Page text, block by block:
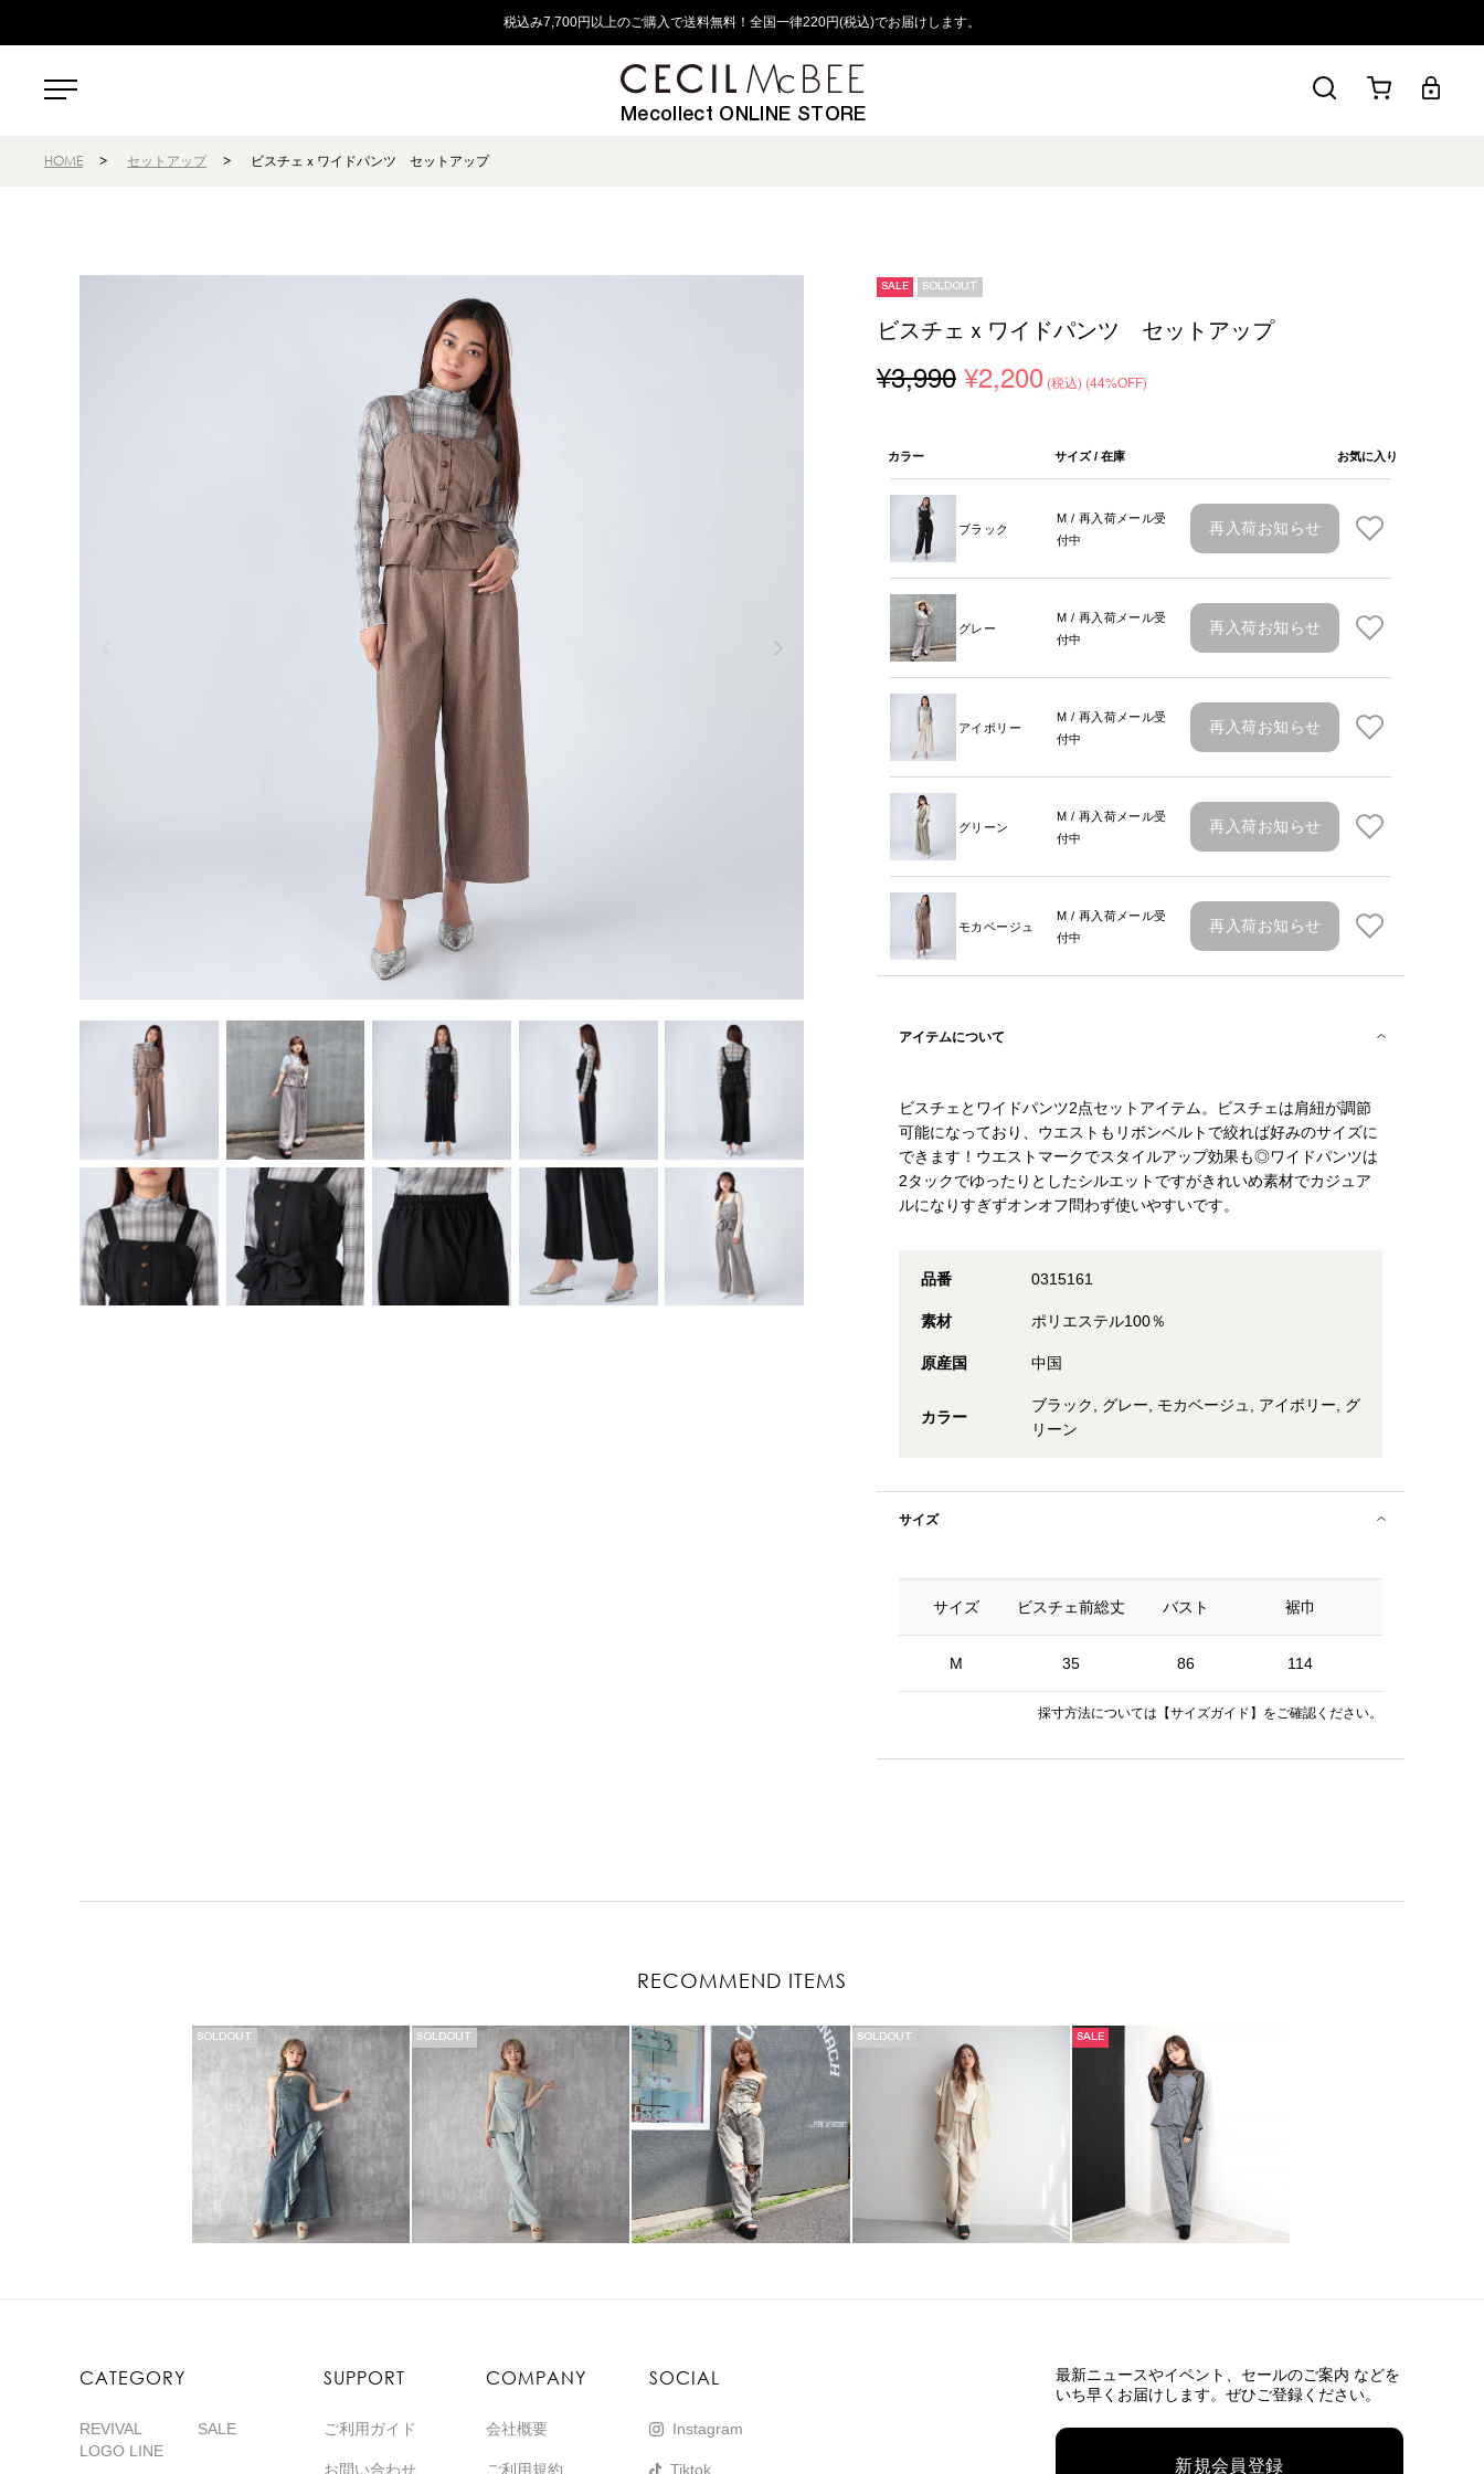
税込み7,700円以上のご購入で送料無料！全国一律220円(税込)でお届けします。
Mecollect ONLINE STORE
HOME > セットアップ > ビスチェｘワイドパンツ セットアップ
SALE SOLDOUT
ビスチェｘワイドパンツ セットアップ
¥3,990 ¥2,200 (税込) (44%OFF)
カラー サイズ / 在庫 お気に入り
ブラック
M / 再入荷メール受
付中
再入荷お知らせ
グレー
M / 再入荷メール受
付中
再入荷お知らせ
アイボリー
M / 再入荷メール受
付中
再入荷お知らせ
グリーン
M / 再入荷メール受
付中
再入荷お知らせ
モカベージュ
M / 再入荷メール受
付中
再入荷お知らせ
アイテムについて
ビスチェとワイドパンツ2点セットアイテム。ビスチェは肩紐が調節
可能になっており、ウエストもリボンベルトで絞れば好みのサイズに
できます！ウエストマークでスタイルアップ効果も◎ワイドパンツは
2タックでゆったりとしたシルエットですがきれいめ素材でカジュア
ルになりすぎずオンオフ問わず使いやすいです。
品番 0315161
素材 ポリエステル100％
原産国 中国
カラー
ブラック, グレー, モカベージュ, アイボリー, グ
リーン
サイズ
サイズ
M
ビスチェ前総丈 バスト 裾巾
35 86 114
採寸方法については 【サイズガイド】 をご確認ください。
RECOMMEND ITEMS
SOLDOUT SOLDOUT SOLDOUT SALE
CATEGORY
REVIVAL
LOGO LINE
SALE
SUPPORT
ご利用ガイド
お問い合わせ
COMPANY
会社概要
ご利用規約
SOCIAL
Instagram
Tiktok
最新ニュースやイベント、 セールのご案内 などを
いち早くお届けします。ぜひご登録ください。
新規会員登録